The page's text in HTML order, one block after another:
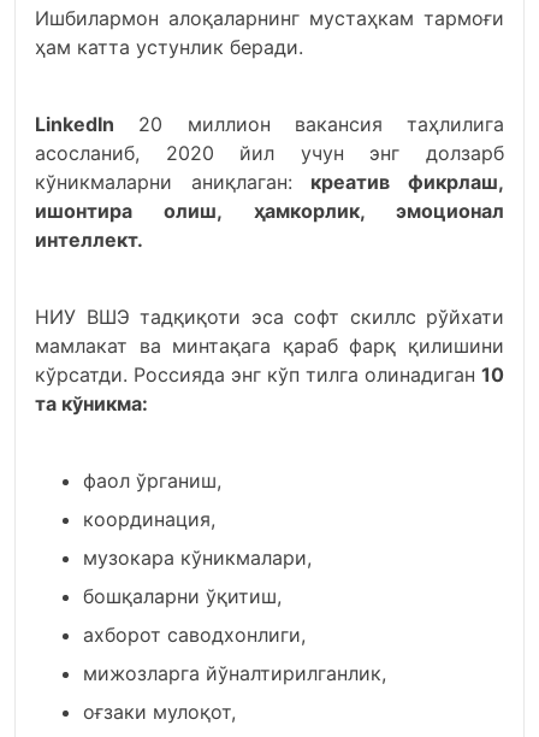
Ишбилармон алоқаларнинг мустаҳкам тармоғи
ҳам катта устунлик беради.
LinkedIn 20 миллион вакансия таҳлилига
асосланиб, 2020 йил учун энг долзарб
кўникмаларни аниқлаган: креатив фикрлаш,
ишонтира олиш, ҳамкорлик, эмоционал
интеллект.
НИУ ВШЭ тадқиқоти эса софт скиллс рўйхати
мамлакат ва минтақага қараб фарқ қилишини
кўрсатди. Россияда энг кўп тилга олинадиган 10
та кўникма:
фаол ўрганиш,
координация,
музокара кўникмалари,
бошқаларни ўқитиш,
ахборот саводхонлиги,
мижозларга йўналтирилганлик,
оғзаки мулоқот,